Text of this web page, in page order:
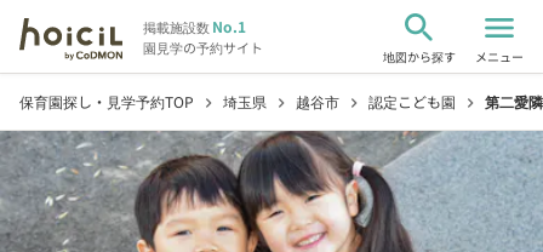
掲載施設数No.1
園見学の予約サイト
search
地図から探す
menu
メニュー
保育園探し・見学予約TOP chevron_right 埼玉県 chevron_right 越谷市 chevron_right 認定こども園 chevron_right 第二愛